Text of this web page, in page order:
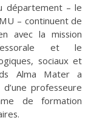
département – le
– continuent de
avec la mission
et le
sociaux et
Alma Mater a
professeure
de formation